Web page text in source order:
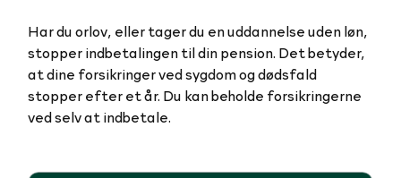
Har du orlov, eller tager du en uddannelse uden løn,
stopper indbetalingen til din pension. Det betyder,
at dine forsikringer ved sygdom og dødsfald
stopper efter et år. Du kan beholde forsikringerne
ved selv at indbetale.